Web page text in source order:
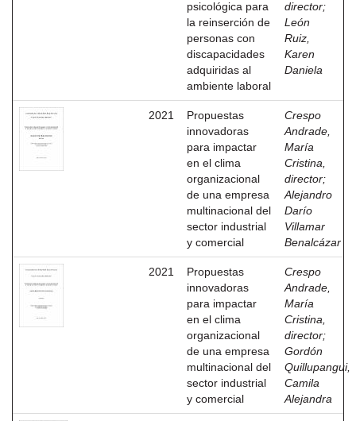
psicológica para
la reinserción de
personas con
discapacidades
adquiridas al
ambiente laboral
director;
León
Ruiz,
Karen
Daniela
2021
Propuestas
innovadoras
para impactar
en el clima
organizacional
de una empresa
multinacional del
sector industrial
y comercial
Crespo
Andrade,
María
Cristina,
director;
Alejandro
Darío
Villamar
Benalcázar
2021
Propuestas
innovadoras
para impactar
en el clima
organizacional
de una empresa
multinacional del
sector industrial
y comercial
Crespo
Andrade,
María
Cristina,
director;
Gordón
Quillupangui,
Camila
Alejandra